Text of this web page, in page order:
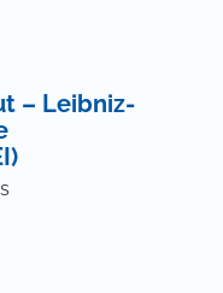
– Leibniz-